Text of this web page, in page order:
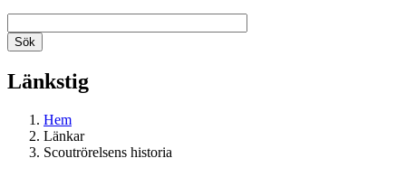
Länkstig
Hem
Länkar
Scoutrörelsens historia